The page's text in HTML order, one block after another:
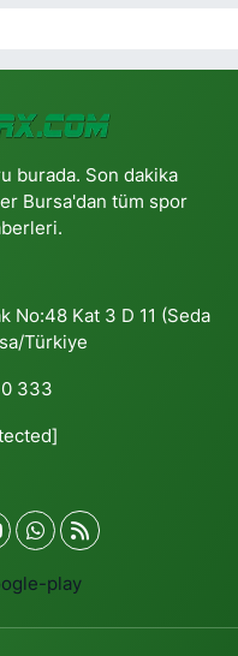
burada. Son dakika
Bursa'dan tüm spor
No:48 Kat 3 D 11 (Seda
Türkiye
333